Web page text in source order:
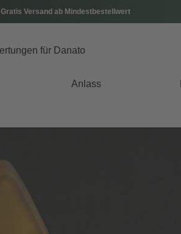
Gratis Versand ab Mindestbestellwert
Anlass